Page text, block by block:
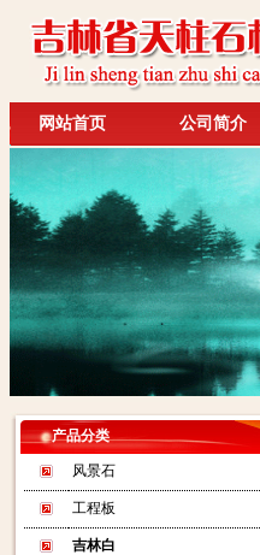
网站首页 公司简介
产品分类
风景石
工程板
吉林白